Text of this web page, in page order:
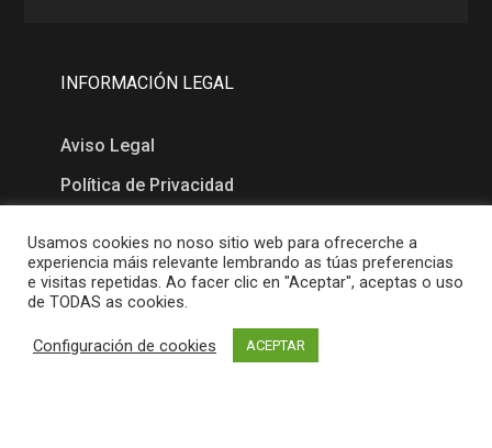
INFORMACIÓN LEGAL
Aviso Legal
Política de Privacidad
MAPA
Usamos cookies no noso sitio web para ofrecerche a
experiencia máis relevante lembrando as túas preferencias
e visitas repetidas. Ao facer clic en "Aceptar", aceptas o uso
de TODAS as cookies.
Configuración de cookies ACEPTAR